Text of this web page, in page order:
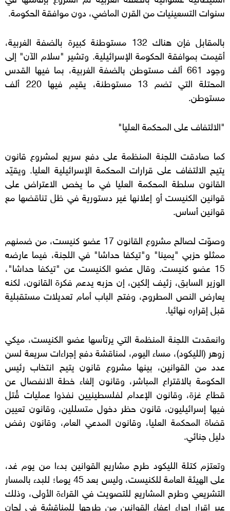
سنوات التسعينيات من القرن الماضي، دون موافقة الحكومة.
بالمقابل فإن هناك 132 مستوطنة كبيرة بالضفة الغربية،
أقيمت بموافقة الحكومة الإسرائيلية. وتشير "سلام الآن" إلى
وجود 661 ألف مستوطن بالضفة الغربية، بما فيها القدس
المحتلة التي تضم 13 مستوطنة، يقيم فيها 220 ألف
مستوطن.
"الالتفاف على المحكمة العليا"
كما صادقت اللجنة المنظمة على دفع سريع لمشروع قانون
يتيح الالتفاف على قرارات المحكمة الإسرائيلية العليا. ويقيّد
القانون سلطة المحكمة العليا في ما يخص الاعتراض على
قوانين الكنيست أو إعلانها غير دستورية في ظل تناقضها مع
قوانين أساس.
وصوّت لصالح مشروع القانون 17 عضو كنيست، من ضمنهم
ممثلو حزبي "يمينا" و"تيكفا حداشا" في اللجنة، فيما عارضه
15 عضو كنيست. وقال عضو الكنيست عن "تيكفا حداشا"،
الوزير السابق، زئيف إلكين، إن حزبه يدعم فكرة القانون، لكنه
يعارض النص المطروح، وفتح الباب أمام تعديلات مستقبلية
قبل إقراره نهائيا.
وانعقدت اللجنة المنظمة التي يرتأسها عضو الكنيست، ميكي
زوهر (الليكود)، مساء اليوم، لمناقشة دفع إجراءات سريعة لسن
عدد من القوانين، بينها مشروع قانون يتيح انتخاب رئيس
الحكومة بالاقتراع المباشر، وقانون إلغاء خطة الانفصال عن
قطاع غزة، وقانون الإعدام لفلسطينيين نفذوا عمليات قُتل
فيها إسرائيليون، قانون حظر دخول متسللين، وقانون تعيين
قضاة المحكمة العليا، وقانون المدعي العام، وقانون رفض
دليل جنائي.
وتعتزم كتلة الليكود طرح مشاريع القوانين بدءا من يوم غد،
على الهيئة العامة للكنيست، وليس بعد 45 يوما؛ للبدء بالمسار
التشريعي وطرح المشاريع للتصويت في القراءة الأولى، وذلك
عبر إقرار إجراء إعفاء القوانين من طرحها للمناقشة في لجان